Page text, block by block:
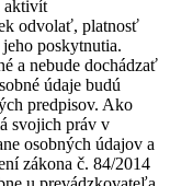
aktivít
odvolať, platnosť
poskytnutia.
a nebude dochádzať
údaje budú
predpisov. Ako
svojich práv v
osobných údajov a
zákona č. 84/2014